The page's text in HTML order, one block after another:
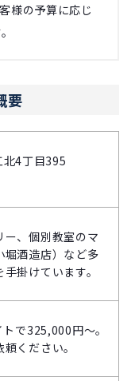
様の予算に応じ
要
4丁目395
、個別教室のマ
堀酒造店）など多
掛けています。
で325,000円～。
ください。